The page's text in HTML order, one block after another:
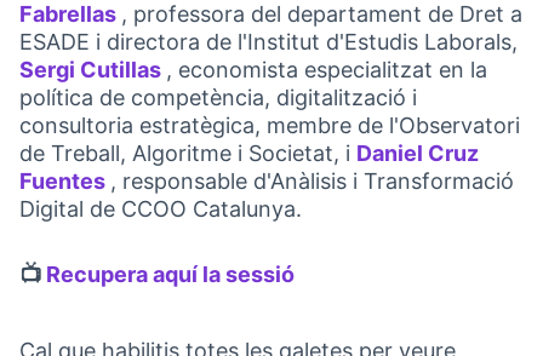
Fabrellas
(Link externo)
, professora del departament de Dret a
ESADE i directora de l'Institut d'Estudis Laborals,
Sergi Cutillas
(Link externo)
, economista especialitzat en la
política de competència, digitalització i
consultoria estratègica, membre de l'Observatori
de Treball, Algoritme i Societat, i Daniel Cruz
Fuentes
(Link externo)
, responsable d'Anàlisis i Transformació
Digital de CCOO Catalunya.
📺 Recupera aquí la sessió
Cal que habilitis totes les galetes per veure